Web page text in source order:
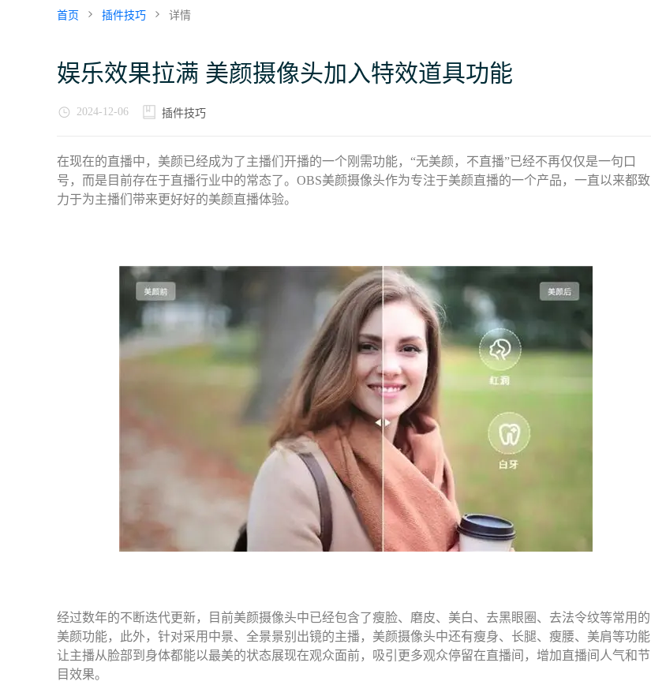
首页 插件技巧 详情
娱乐效果拉满 美颜摄像头加入特效道具功能
2024-12-06 插件技巧
在现在的直播中，美颜已经成为了主播们开播的一个刚需功能，“无美颜，不直播”已经不再仅仅是一句口
号，而是目前存在于直播行业中的常态了。OBS美颜摄像头作为专注于美颜直播的一个产品，一直以来都致
力于为主播们带来更好好的美颜直播体验。
经过数年的不断迭代更新，目前美颜摄像头中已经包含了瘦脸、磨皮、美白、去黑眼圈、去法令纹等常用的
美颜功能，此外，针对采用中景、全景景别出镜的主播，美颜摄像头中还有瘦身、长腿、瘦腰、美肩等功能
让主播从脸部到身体都能以最美的状态展现在观众面前，吸引更多观众停留在直播间，增加直播间人气和节
目效果。